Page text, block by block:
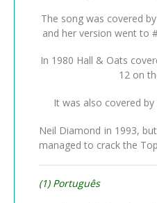
The song was covered
and her version went to
In 1980 Hall & Oats
12 on
It was also covered by
Neil Diamond in 1993,
managed to crack the
(1) Português